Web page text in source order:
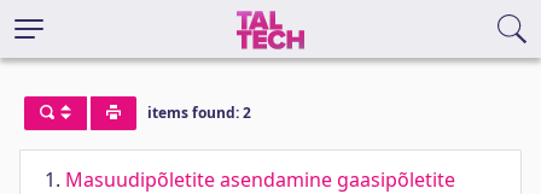
items found: 2
1. Masuudipõletite asendamine gaasipõletite